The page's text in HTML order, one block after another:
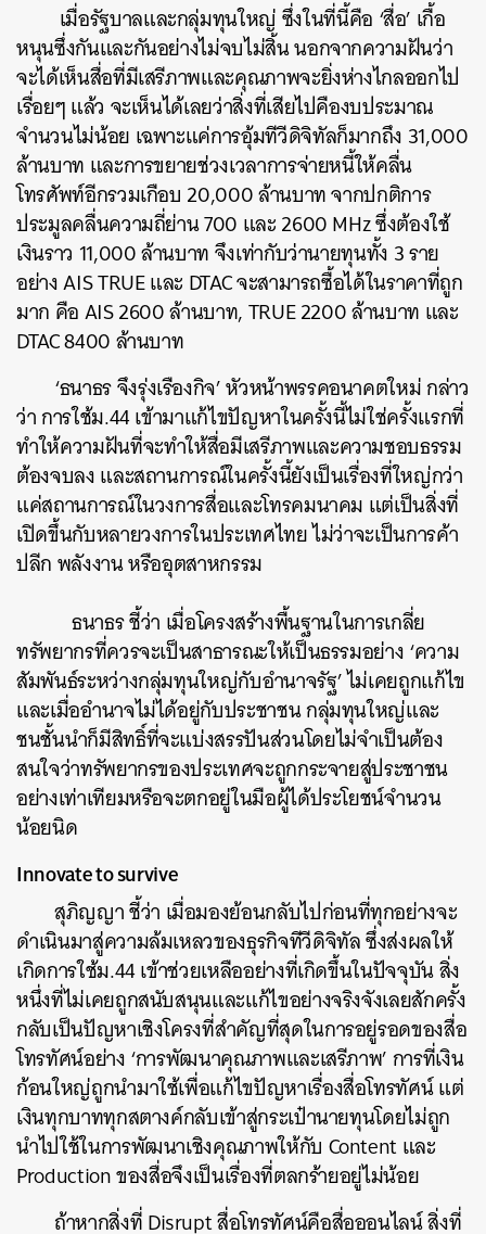
เมื่อรัฐบาลและกลุ่มทุนใหญ่ ซึ่งในที่นี้คือ ‘สื่อ’ เกื้อ
หนุนซึ่งกันและกันอย่างไม่จบไม่สิ้น นอกจากความฝันว่า
จะได้เห็นสื่อที่มีเสรีภาพและคุณภาพจะยิ่งห่างไกลออกไป
เรื่อยๆ แล้ว จะเห็นได้เลยว่าสิ่งที่เสียไปคืองบประมาณ
จำนวนไม่น้อย เฉพาะแค่การอุ้มทีวีดิจิทัลก็มากถึง 31,000
ล้านบาท และการขยายช่วงเวลาการจ่ายหนี้ให้คลื่น
โทรศัพท์อีกรวมเกือบ 20,000 ล้านบาท จากปกติการ
ประมูลคลื่นความถี่ย่าน 700 และ 2600 MHz ซึ่งต้องใช้
เงินราว 11,000 ล้านบาท จึงเท่ากับว่านายทุนทั้ง 3 ราย
อย่าง AIS TRUE และ DTAC จะสามารถซื้อได้ในราคาที่ถูก
มาก คือ AIS 2600 ล้านบาท, TRUE 2200 ล้านบาท และ
DTAC 8400 ล้านบาท
‘ธนาธร จึงรุ่งเรืองกิจ’ หัวหน้าพรรคอนาคตใหม่ กล่าว
ว่า การใช้ม.44 เข้ามาแก้ไขปัญหาในครั้งนี้ไม่ใช่ครั้งแรกที่
ทำให้ความฝันที่จะทำให้สื่อมีเสรีภาพและความชอบธรรม
ต้องจบลง และสถานการณ์ในครั้งนี้ยังเป็นเรื่องที่ใหญ่กว่า
แค่สถานการณ์ในวงการสื่อและโทรคมนาคม แต่เป็นสิ่งที่
เปิดขึ้นกับหลายวงการในประเทศไทย ไม่ว่าจะเป็นการค้า
ปลีก พลังงาน หรืออุตสาหกรรม
ธนาธร ชี้ว่า เมื่อโครงสร้างพื้นฐานในการเกลี่ย
ทรัพยากรที่ควรจะเป็นสาธารณะให้เป็นธรรมอย่าง ‘ความ
สัมพันธ์ระหว่างกลุ่มทุนใหญ่กับอำนาจรัฐ’ ไม่เคยถูกแก้ไข
และเมื่ออำนาจไม่ได้อยู่กับประชาชน กลุ่มทุนใหญ่และ
ชนชั้นนำก็มีสิทธิ์ที่จะแบ่งสรรปันส่วนโดยไม่จำเป็นต้อง
สนใจว่าทรัพยากรของประเทศจะถูกกระจายสู่ประชาชน
อย่างเท่าเทียมหรือจะตกอยู่ในมือผู้ได้ประโยชน์จำนวน
น้อยนิด
Innovate to survive
สุภิญญา ชี้ว่า เมื่อมองย้อนกลับไปก่อนที่ทุกอย่างจะ
ดำเนินมาสู่ความล้มเหลวของธุรกิจทีวีดิจิทัล ซึ่งส่งผลให้
เกิดการใช้ม.44 เข้าช่วยเหลืออย่างที่เกิดขึ้นในปัจจุบัน สิ่ง
หนึ่งที่ไม่เคยถูกสนับสนุนและแก้ไขอย่างจริงจังเลยสักครั้ง
กลับเป็นปัญหาเชิงโครงที่สำคัญที่สุดในการอยู่รอดของสื่อ
โทรทัศน์อย่าง ‘การพัฒนาคุณภาพและเสรีภาพ’ การที่เงิน
ก้อนใหญ่ถูกนำมาใช้เพื่อแก้ไขปัญหาเรื่องสื่อโทรทัศน์ แต่
เงินทุกบาททุกสตางค์กลับเข้าสู่กระเป๋านายทุนโดยไม่ถูก
นำไปใช้ในการพัฒนาเชิงคุณภาพให้กับ Content และ
Production ของสื่อจึงเป็นเรื่องที่ตลกร้ายอยู่ไม่น้อย
ถ้าหากสิ่งที่ Disrupt สื่อโทรทัศน์คือสื่อออนไลน์ สิ่งที่